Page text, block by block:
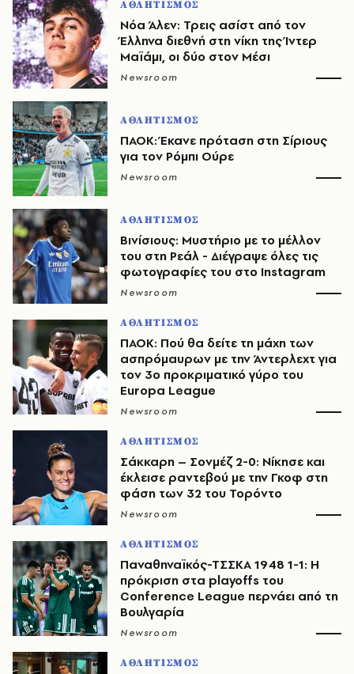
ΑΘΛΗΤΙΣΜΟΣ
Νόα Άλεν: Τρεις ασίστ από τον
Έλληνα διεθνή στη νίκη της Ίντερ
Μαϊάμι, οι δύο στον Μέσι
Newsroom
ΑΘΛΗΤΙΣΜΟΣ
ΠΑΟΚ: Έκανε πρόταση στη Σίριους
για τον Ρόμπι Ούρε
Newsroom
ΑΘΛΗΤΙΣΜΟΣ
Βινίσιους: Μυστήριο με το μέλλον
του στη Ρεάλ - Διέγραψε όλες τις
φωτογραφίες του στο Instagram
Newsroom
ΑΘΛΗΤΙΣΜΟΣ
ΠΑΟΚ: Πού θα δείτε τη μάχη των
ασπρόμαυρων με την Άντερλεχτ για
τον 3ο προκριματικό γύρο του
Europa League
Newsroom
ΑΘΛΗΤΙΣΜΟΣ
Σάκκαρη – Σονμέζ 2-0: Νίκησε και
έκλεισε ραντεβού με την Γκοφ στη
φάση των 32 του Τορόντο
Newsroom
ΑΘΛΗΤΙΣΜΟΣ
Παναθηναϊκός-ΤΣΣΚΑ 1948 1-1: Η
πρόκριση στα playoffs του
Conference League περνάει από τη
Βουλγαρία
Newsroom
ΑΘΛΗΤΙΣΜΟΣ